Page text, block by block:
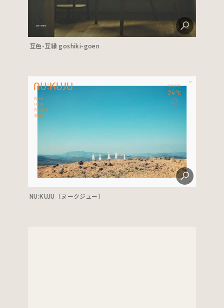
互色-互縁 goshiki-goen
NU:KUJU（ヌークジュー）